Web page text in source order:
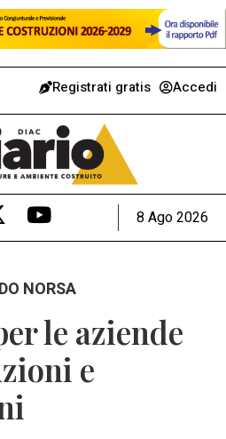
Registrati gratis Accedi
8 Ago 2026
NORSA
le aziende
e